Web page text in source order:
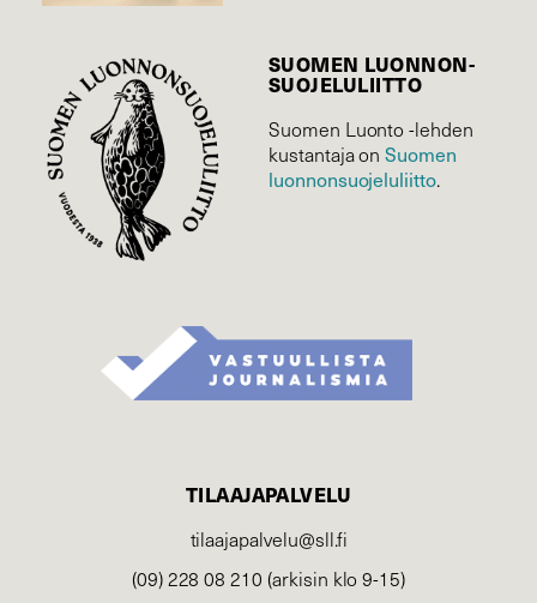
SUOMEN LUONNON­
SUOJELU­LIITTO
Suomen Luonto -lehden
kustantaja onSuomen
luonnonsuojelu­liitto.
TILAAJAPALVELU
tilaajapalvelu@sll.fi
(09) 228 08 210 (arkisin klo 9-15)